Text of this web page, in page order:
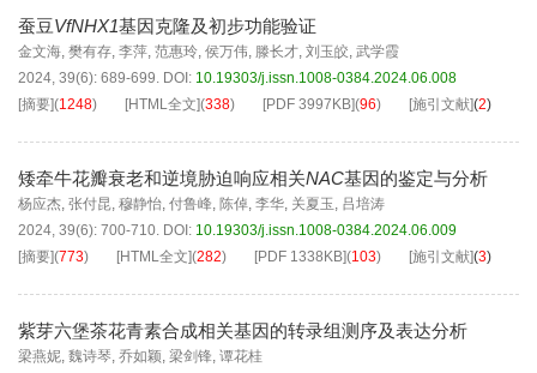
蚕豆VfNHX1基因克隆及初步功能验证
金文海, 樊有存, 李萍, 范惠玲, 侯万伟, 滕长才, 刘玉皎, 武学霞
2024, 39(6): 689-699. DOI: 10.19303/j.issn.1008-0384.2024.06.008
[摘要](1248) [HTML全文](338) [PDF 3997KB](96) [施引文献](2)
矮牵牛花瓣衰老和逆境胁迫响应相关NAC基因的鉴定与分析
杨应杰, 张付昆, 穆静怡, 付鲁峰, 陈倬, 李华, 关夏玉, 吕培涛
2024, 39(6): 700-710. DOI: 10.19303/j.issn.1008-0384.2024.06.009
[摘要](773) [HTML全文](282) [PDF 1338KB](103) [施引文献](3)
紫芽六堡茶花青素合成相关基因的转录组测序及表达分析
梁燕妮, 魏诗琴, 乔如颖, 梁剑锋, 谭花桂